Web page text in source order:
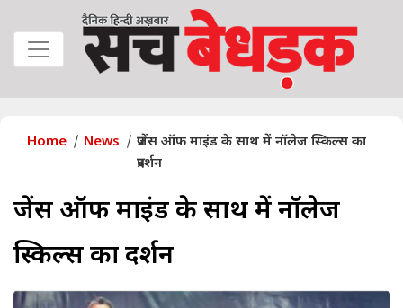
Home News
प्रजेंस ऑफ माइंड के साथ में नॉलेज स्किल्स का
प्रदर्शन
प्रजेंस ऑफ माइंड के साथ में नॉलेज
स्किल्स का प्रदर्शन